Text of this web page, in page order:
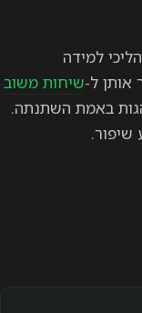
למידה
אותן ל-שיחות משוב
באמת השתנתה.